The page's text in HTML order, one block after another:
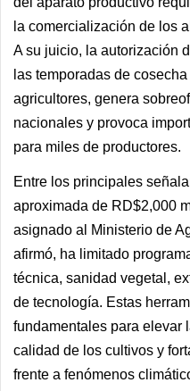
la comercialización de los
A su juicio, la autorización
las temporadas de
agricultores, genera
nacionales y provoca
para miles de productores.
Entre los principales
aproximada de RD$2,000
asignado al Ministerio de
afirmó, ha limitado
técnica, sanidad vegetal,
de tecnología. Estas
fundamentales para elevar
calidad de los cultivos y
frente a fenómenos